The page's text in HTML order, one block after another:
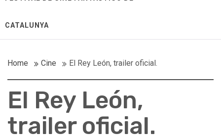
CATALUNYA
Home Cine El Rey León, trailer oficial.
El Rey León,
trailer oficial.